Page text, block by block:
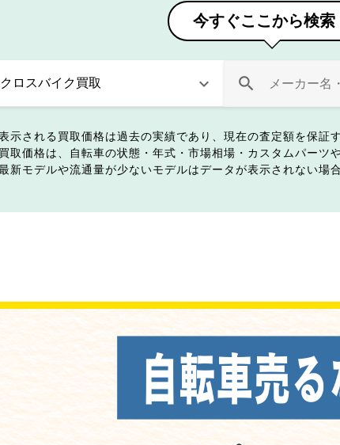
今すぐここから検索
示される買取価格は過去の実績であり、現在の査定額を保証
買取価格は、自転車の状態・年式・市場相場・カスタムパーツ
新モデルや流通量が少ないモデルはデータが表示されない場